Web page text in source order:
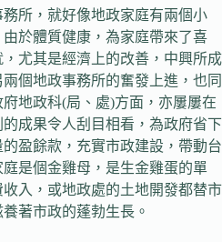
所，就好像地政家庭有兩個小
於體質健康，為家庭帶來了喜
尤其是經濟上的改善，中興所成
個地政事務所的奮發上進，也同
地政科(局、處)方面，亦屢屢在
成果令人刮目相看，為政府省下
盈餘款，充實市政建設，帶動台
是個金雞母，是生金雞蛋的單
入，或地政處的土地開發都替市
著市政的蓬勃生長。